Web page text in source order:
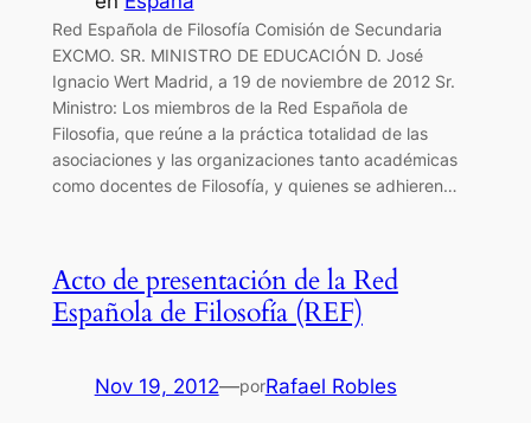
Red Española de Filosofía Comisión de Secundaria
EXCMO. SR. MINISTRO DE EDUCACIÓN D. José
Ignacio Wert Madrid, a 19 de noviembre de 2012 Sr.
Ministro: Los miembros de la Red Española de
Filosofia, que reúne a la práctica totalidad de las
asociaciones y las organizaciones tanto académicas
como docentes de Filosofía, y quienes se adhieren…
Acto de presentación de la Red
Española de Filosofía (REF)
Nov 19, 2012—porRafael Robles